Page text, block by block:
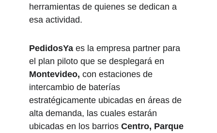
herramientas de quienes se dedican a
esa actividad.
PedidosYa es la empresa partner para
el plan piloto que se desplegará en
Montevideo, con estaciones de
intercambio de baterías
estratégicamente ubicadas en áreas de
alta demanda, las cuales estarán
ubicadas en los barrios Centro, Parque